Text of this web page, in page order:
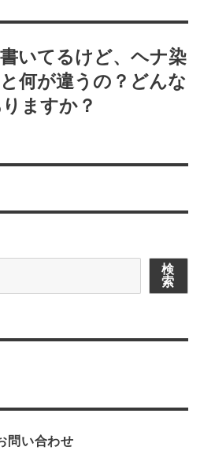
いてるけど、ヘナ染
何が違うの？どんな
ますか？
検
索
問い合わせ